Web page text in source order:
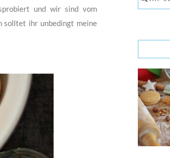
und wir sind vom
solltet ihr unbedingt meine